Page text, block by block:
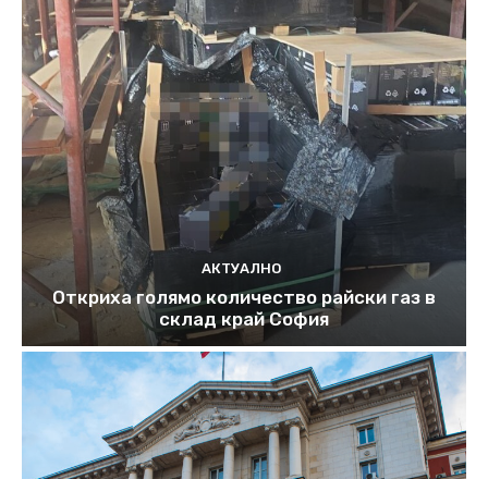
АКТУАЛНО
Откриха голямо количество райски газ в
склад край София